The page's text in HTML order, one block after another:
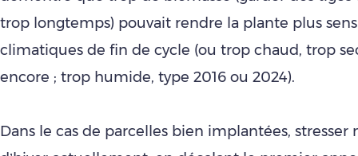
trop longtemps) pouvait rendre la plante plus
climatiques de fin de cycle (ou trop chaud, trop
encore ; trop humide, type 2016 ou 2024).
Dans le cas de parcelles bien implantées, stresser